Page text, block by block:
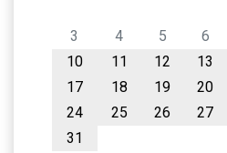
3
4 5 6
10
11 12 13
17
18 19 20
24
25 26 27
31